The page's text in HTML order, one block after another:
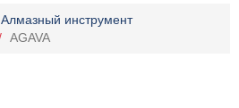
Алмазный инструмент
AGAVA